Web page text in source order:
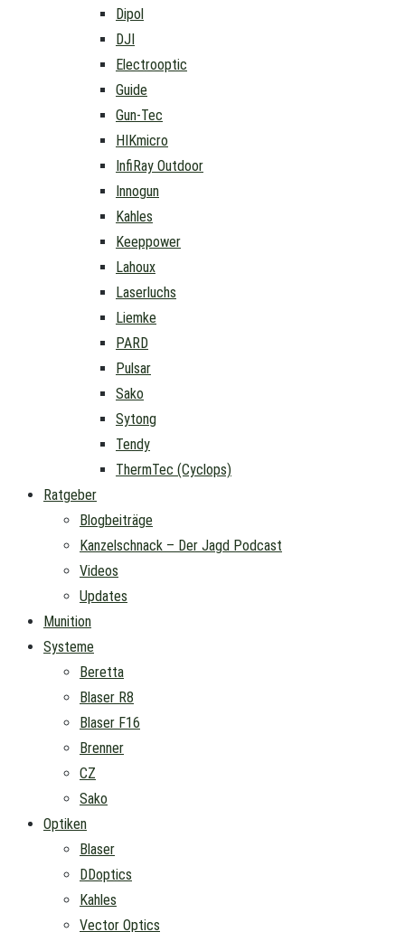
Dipol
DJI
Electrooptic
Guide
Gun-Tec
HIKmicro
InfiRay Outdoor
Innogun
Kahles
Keeppower
Lahoux
Laserluchs
Liemke
PARD
Pulsar
Sako
Sytong
Tendy
ThermTec (Cyclops)
Ratgeber
Blogbeiträge
Kanzelschnack – Der Jagd Podcast
Videos
Updates
Munition
Systeme
Beretta
Blaser R8
Blaser F16
Brenner
CZ
Sako
Optiken
Blaser
DDoptics
Kahles
Vector Optics